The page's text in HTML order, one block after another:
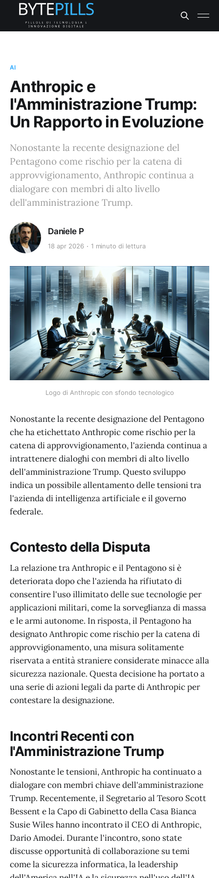
AI
Anthropic e
l'Amministrazione Trump:
Un Rapporto in Evoluzione
Nonostante la recente designazione del
Pentagono come rischio per la catena di
approvvigionamento, Anthropic continua a
dialogare con membri di alto livello
dell'amministrazione Trump.
Daniele P
18 apr 2026 1 minuto di lettura
Logo di Anthropic con sfondo tecnologico
Nonostante la recente designazione del Pentagono
che ha etichettato Anthropic come rischio per la
catena di approvvigionamento, l'azienda continua a
intrattenere dialoghi con membri di alto livello
dell'amministrazione Trump. Questo sviluppo
indica un possibile allentamento delle tensioni tra
l'azienda di intelligenza artificiale e il governo
federale.
Contesto della Disputa
La relazione tra Anthropic e il Pentagono si è
deteriorata dopo che l'azienda ha rifiutato di
consentire l'uso illimitato delle sue tecnologie per
applicazioni militari, come la sorveglianza di massa
e le armi autonome. In risposta, il Pentagono ha
designato Anthropic come rischio per la catena di
approvvigionamento, una misura solitamente
riservata a entità straniere considerate minacce alla
sicurezza nazionale. Questa decisione ha portato a
una serie di azioni legali da parte di Anthropic per
contestare la designazione.
Incontri Recenti con
l'Amministrazione Trump
Nonostante le tensioni, Anthropic ha continuato a
dialogare con membri chiave dell'amministrazione
Trump. Recentemente, il Segretario al Tesoro Scott
Bessent e la Capo di Gabinetto della Casa Bianca
Susie Wiles hanno incontrato il CEO di Anthropic,
Dario Amodei. Durante l'incontro, sono state
discusse opportunità di collaborazione su temi
come la sicurezza informatica, la leadership